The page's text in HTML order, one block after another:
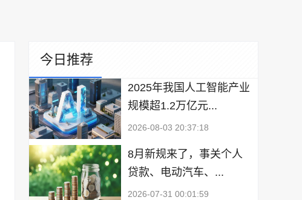
今日推荐
2025年我国人工智能产业
规模超1.2万亿元...
2026-08-03 20:37:18
8月新规来了，事关个人
贷款、电动汽车、...
2026-07-31 00:01:59